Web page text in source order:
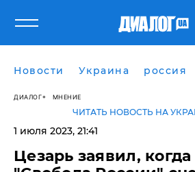
Новости Украина россия
ДИАЛОГ МНЕНИЕ
ЧИТАТЬ НОВОСТЬ НА
1 июля 2023, 21:41
Цезарь заявил,